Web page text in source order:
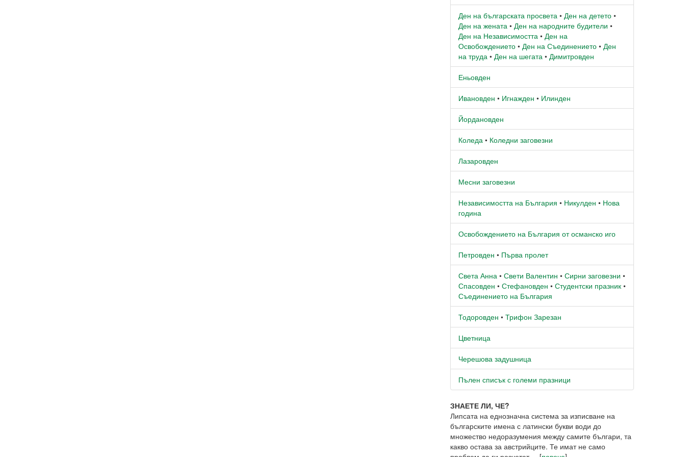
Ден на българската просвета • Ден на детето •
Ден на жената • Ден на народните будители •
Ден на Независимостта • Ден на
Освобождението • Ден на Съединението • Ден
на труда • Ден на шегата • Димитровден
Еньовден
Ивановден • Игнажден • Илинден
Йордановден
Коледа • Коледни заговезни
Лазаровден
Месни заговезни
Независимостта на България • Никулден • Нова
година
Освобождението на България от османско иго
Петровден • Първа пролет
Света Анна • Свети Валентин • Сирни заговезни •
Спасовден • Стефановден • Студентски празник •
Съединението на България
Тодоровден • Трифон Зарезан
Цветница
Черешова задушница
Пълен списък с големи празници
ЗНАЕТЕ ЛИ, ЧЕ?
Липсата на еднозначна система за изписване на
българските имена с латински букви води до
множество недоразумения между самите българи, та
какво остава за австрийците. Те имат не само